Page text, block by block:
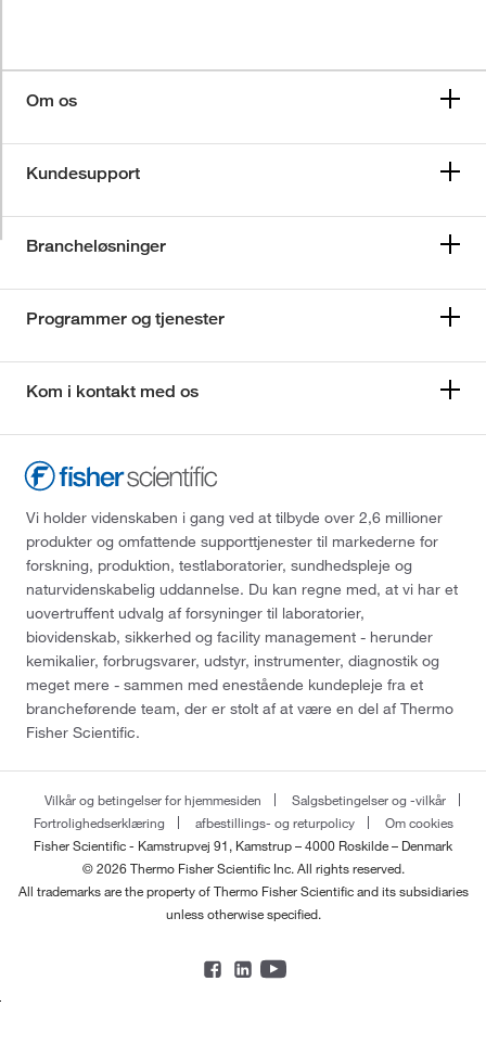
Om os
Kundesupport
Brancheløsninger
Programmer og tjenester
Kom i kontakt med os
Vi holder videnskaben i gang ved at tilbyde over 2,6 millioner
produkter og omfattende supporttjenester til markederne for
forskning, produktion, testlaboratorier, sundhedspleje og
naturvidenskabelig uddannelse. Du kan regne med, at vi har et
uovertruffent udvalg af forsyninger til laboratorier,
biovidenskab, sikkerhed og facility management - herunder
kemikalier, forbrugsvarer, udstyr, instrumenter, diagnostik og
meget mere - sammen med enestående kundepleje fra et
brancheførende team, der er stolt af at være en del af Thermo
Fisher Scientific.
Vilkår og betingelser for hjemmesiden
Salgsbetingelser og -vilkår
Fortrolighedserklæring
afbestillings- og returpolicy
Om cookies
Fisher Scientific - Kamstrupvej 91, Kamstrup – 4000 Roskilde – Denmark
© 2026 Thermo Fisher Scientific Inc. All rights reserved.
All trademarks are the property of Thermo Fisher Scientific and its subsidiaries
unless otherwise specified.